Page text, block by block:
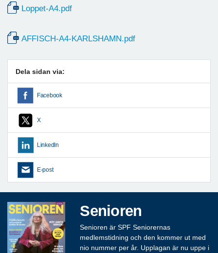
Loppet-A4.pdf
AFFISCH-A4-KARLSHAMN.pdf
Dela sidan via:
Facebook
X
LinkedIn
E-post
Senioren
Senioren är SPF Seniorernas
medlemstidning och den kommer ut med
nio nummer per år. Upplagan är nu uppe i